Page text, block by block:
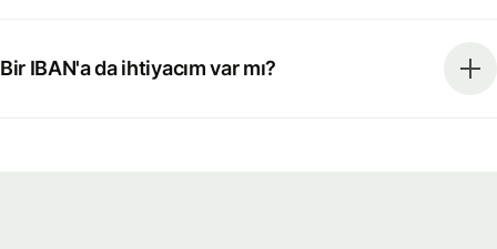
Bir IBAN'a da ihtiyacım var mı?